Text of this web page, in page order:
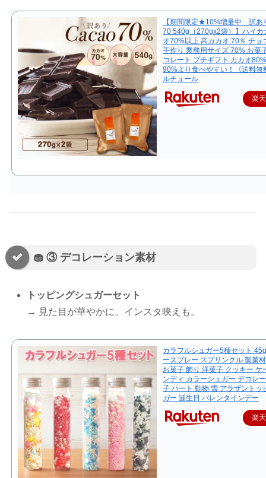
【期間限定★10%増量中 訳あ
70 540g（270gx2袋）】ハイカ
オ70%以上 高カカオ 70％ チョ
手作り 業務用サイズ 70% お菓
コレート プチギフト カカオ
90%より食べやすい！《送料無
ルチュール
楽
🧁 ③ デコレーション素材
トッピングシュガーセット
→ 見た目が華やかに。インスタ映えも。
カラフルシュガー5種セット
ースプレー スプリンクル 製菓
お菓子 飾り 洋菓子 クッキー ケ
ンディ カラーシュガー デコレ
子 ハート 動物 雪 アラザントッ
ガー 誕生日 バレンタインデー
楽